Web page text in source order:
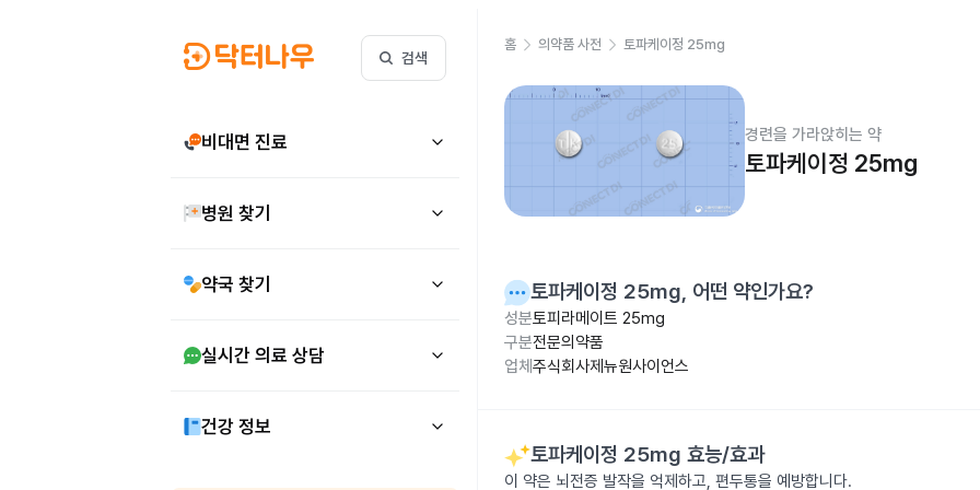
검색
비대면 진료
병원 찾기
약국 찾기
실시간 의료 상담
건강 정보
홈 의약품 사전 토파케이정 25mg
경련을 가라앉히는 약
토파케이정 25mg
토파케이정 25mg, 어떤 약인가요?
성분토피라메이트 25mg
구분전문의약품
업체 주식회사제뉴원사이언스
토파케이정 25mg 효능/효과
이 약은 뇌전증 발작을 억제하고, 편두통을 예방합니다.